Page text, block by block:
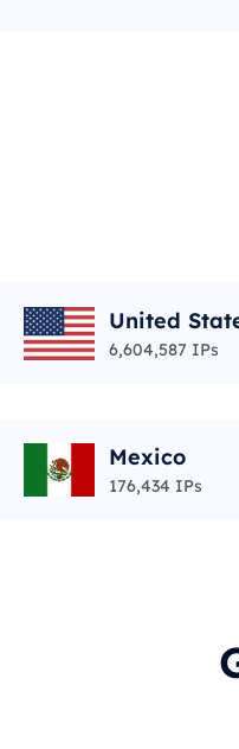
United
6,604,587 IPs
Mexico
176,434 IPs